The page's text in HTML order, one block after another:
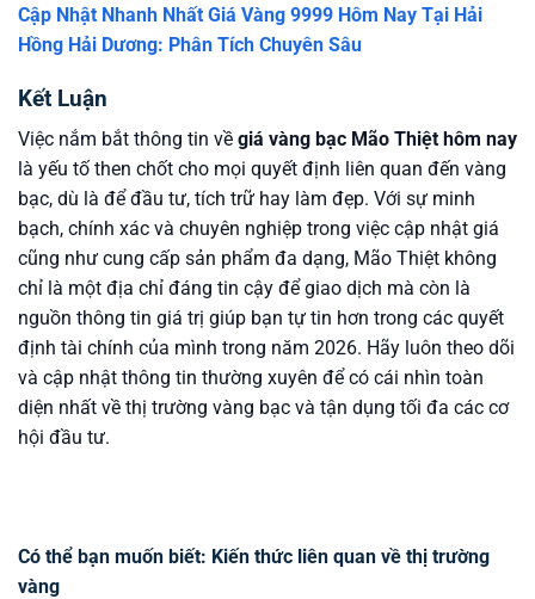
Cập Nhật Nhanh Nhất Giá Vàng 9999 Hôm Nay Tại Hải
Hồng Hải Dương: Phân Tích Chuyên Sâu
Kết Luận
Việc nắm bắt thông tin về giá vàng bạc Mão Thiệt hôm nay
là yếu tố then chốt cho mọi quyết định liên quan đến vàng
bạc, dù là để đầu tư, tích trữ hay làm đẹp. Với sự minh
bạch, chính xác và chuyên nghiệp trong việc cập nhật giá
cũng như cung cấp sản phẩm đa dạng, Mão Thiệt không
chỉ là một địa chỉ đáng tin cậy để giao dịch mà còn là
nguồn thông tin giá trị giúp bạn tự tin hơn trong các quyết
định tài chính của mình trong năm 2026. Hãy luôn theo dõi
và cập nhật thông tin thường xuyên để có cái nhìn toàn
diện nhất về thị trường vàng bạc và tận dụng tối đa các cơ
hội đầu tư.
Có thể bạn muốn biết: Kiến thức liên quan về thị trường
vàng